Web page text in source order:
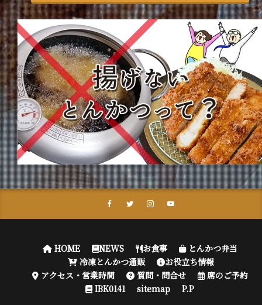
HOME NEWS お食事
とんかつ弁当
冷凍とんかつ通販
お役立ち情報
アクセス・営業時間
質問・問合せ
席のご予約
IBK0141
sitemap P.P